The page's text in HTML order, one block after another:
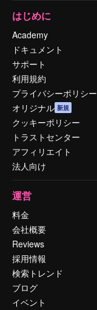
はじめに
Academy
ドキュメント
サポート
利用規約
プライバシーポリシー
オリジナル 新規
クッキーポリシー
トラストセンター
アフィリエイト
法人向け
運営
料金
会社概要
Reviews
採用情報
検索トレンド
ブログ
イベント